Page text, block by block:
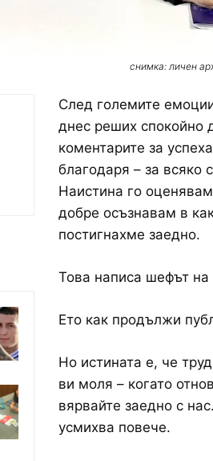
снимка: личен
След големите
днес реших спокойно
коментарите за
благодаря – за всяко
Наистина го
добре осъзнавам в
постигнахме заедно.
Това написа шефът
Ето как продължи
Но истината е, че
ви моля – когато
вярвайте заедно с
усмихва повече.